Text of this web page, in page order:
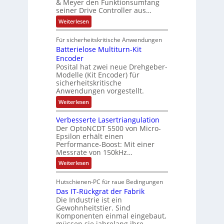
m
a
t
i
o
g
e
w
ä
h
t
t
s
k
f
t
e
i
e
r
0
A
t
z
t
e
l
e
ä
l
t
S
c
h
u
t
z
l
a
c
k
b
e
s
c
i
c
h
t
& Meyer den Funktionsumfang
seiner Drive Controller aus…
Weiterlesen:
S
n
s
l
o
s
e
F
a
n
g
s
c
h
a
l
t
u
n
g
Für sicherheitskritische Anwendungen
Batterielose Multiturn-Kit
Encoder
Posital hat zwei neue Drehgeber-
Modelle (Kit Encoder) für
sicherheitskritische
Anwendungen vorgestellt.
Weiterlesen:
B
t
t
e
r
i
e
l
o
e
M
u
l
t
i
Verbesserte Lasertriangulation
Der OptoNCDT 5500 von Micro-
Epsilon erhält einen
Performance-Boost: Mit einer
Messrate von 150kHz…
Weiterlesen:
V
r
b
e
s
s
e
Hutschienen-PC für raue Bedingungen
Das IT-Rückgrat der Fabrik
Die Industrie ist ein
Gewohnheitstier. Sind
Komponenten einmal eingebaut,